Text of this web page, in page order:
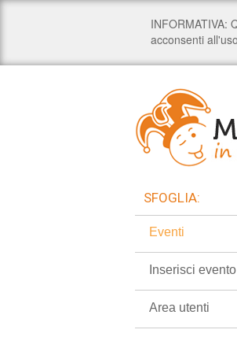
SFOGLIA:
Eventi
Inserisci evento
Area utenti